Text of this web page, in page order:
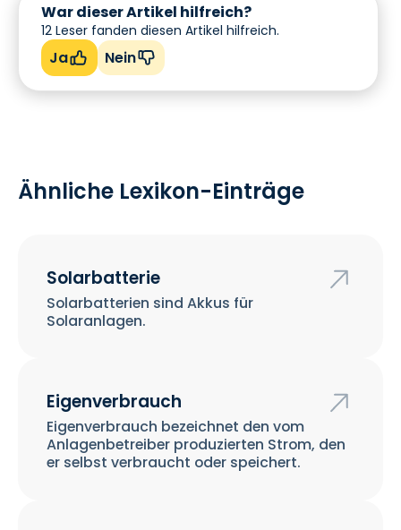
War dieser Artikel hilfreich?
12 Leser fanden diesen Artikel hilfreich.
Ja Nein
Ähnliche Lexikon-Einträge
Solarbatterie
Solarbatterien sind Akkus für
Solaranlagen.
Eigenverbrauch
Eigenverbrauch bezeichnet den vom
Anlagenbetreiber produzierten Strom, den
er selbst verbraucht oder speichert.